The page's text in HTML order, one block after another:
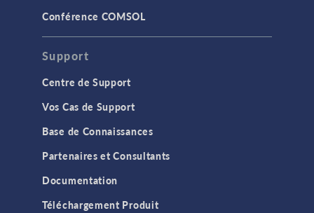
Conférence COMSOL
Support
Centre de Support
Vos Cas de Support
Base de Connaissances
Partenaires et Consultants
Documentation
Téléchargement Produit